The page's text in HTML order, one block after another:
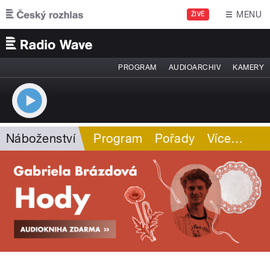
Přejít k hlavnímu obsahu
ŽIVĚ MENU
PROGRAM AUDIOARCHIV KAMERY
Náboženství Program Pořady Více…